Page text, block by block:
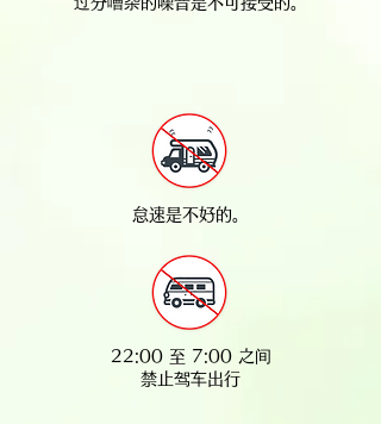
怠速是不好的。
22:00 至 7:00 之间
禁止驾车出行